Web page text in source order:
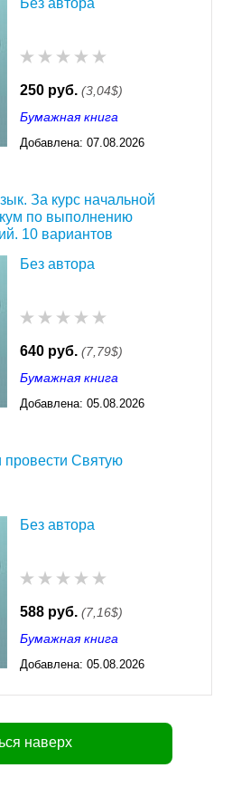
Без автора
250 руб. (3,04$)
Бумажная книга
Добавлена: 07.08.2026
За курс начальной
по выполнению
10 вариантов
Без автора
640 руб. (7,79$)
Бумажная книга
Добавлена: 05.08.2026
провести Святую
Без автора
588 руб. (7,16$)
Бумажная книга
Добавлена: 05.08.2026
наверх